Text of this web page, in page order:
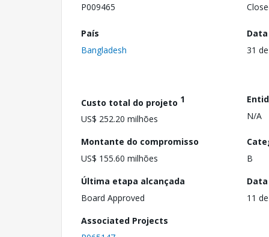
P009465
País
Bangladesh
31
Custo total do projeto 1
US$ 252.20 milhões
N/A
Montante do compromisso
US$ 155.60 milhões
B
Última etapa alcançada
Board Approved
11
Associated Projects